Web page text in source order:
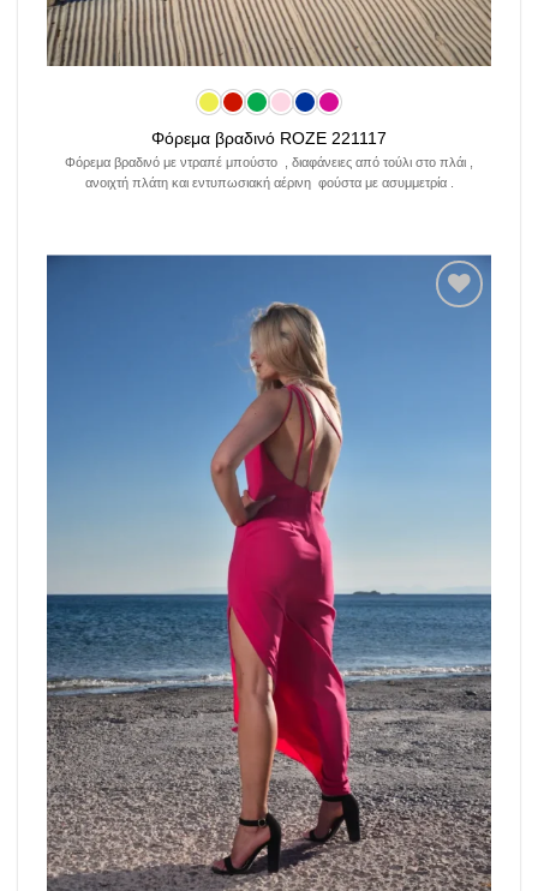
Φόρεμα βραδινό ROZE 221117
Φόρεμα βραδινό με ντραπέ μπούστο , διαφάνειες από τούλι στο πλάι ,
ανοιχτή πλάτη και εντυπωσιακή αέρινη φούστα με ασυμμετρία .